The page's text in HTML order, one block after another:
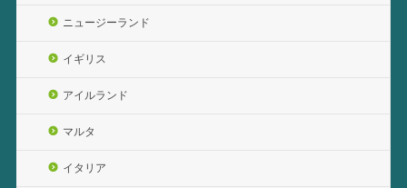
ニュージーランド
イギリス
アイルランド
マルタ
イタリア